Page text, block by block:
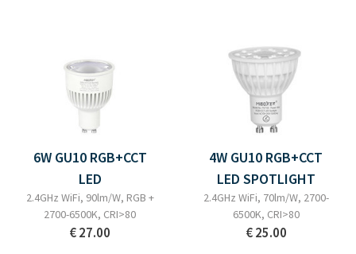
6W GU10 RGB+CCT
LED
2.4GHz WiFi, 90lm/W, RGB +
2700-6500K, CRI>80
€ 27.00
4W GU10 RGB+CCT
LED SPOTLIGHT
2.4GHz WiFi, 70lm/W, 2700-
6500K, CRI>80
€ 25.00